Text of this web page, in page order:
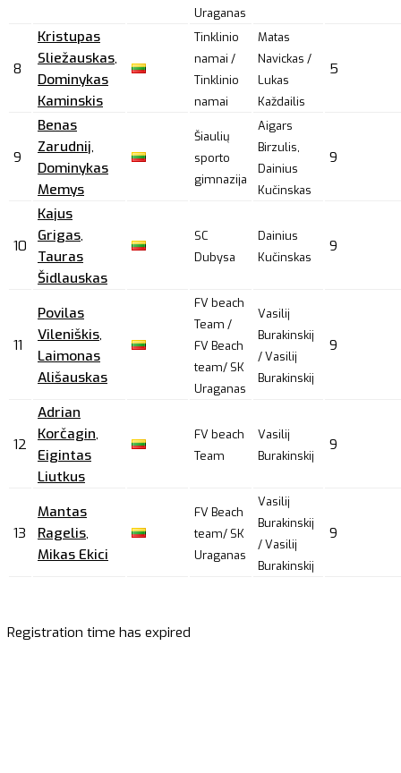
Uraganas
8
Kristupas
Sliežauskas,
Dominykas
Kaminskis
Tinklinio
namai /
Tinklinio
namai
Matas
Navickas /
Lukas
Každailis
5
9
Benas
Zarudnij,
Dominykas
Memys
Šiaulių
sporto
gimnazija
Aigars
Birzulis,
Dainius
Kučinskas
9
10
Kajus
Grigas,
Tauras
Šidlauskas
SC
Dubysa
Dainius
Kučinskas
9
11
Povilas
Vileniškis,
Laimonas
Ališauskas
FV beach
Team /
FV Beach
team/ SK
Uraganas
Vasilij
Burakinskij
/ Vasilij
Burakinskij
9
12
Adrian
Korčagin,
Eigintas
Liutkus
FV beach
Team
Vasilij
Burakinskij
9
13
Mantas
Ragelis,
Mikas Ekici
FV Beach
team/ SK
Uraganas
Vasilij
Burakinskij
/ Vasilij
Burakinskij
9
Registration time has expired